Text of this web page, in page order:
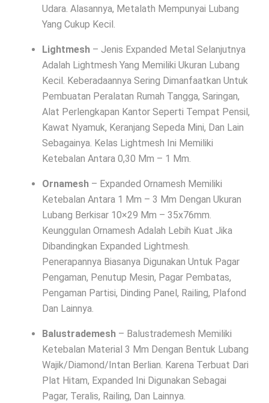
Udara. Alasannya, Metalath Mempunyai Lubang
Yang Cukup Kecil.
Lightmesh – Jenis Expanded Metal Selanjutnya
Adalah Lightmesh Yang Memiliki Ukuran Lubang
Kecil. Keberadaannya Sering Dimanfaatkan Untuk
Pembuatan Peralatan Rumah Tangga, Saringan,
Alat Perlengkapan Kantor Seperti Tempat Pensil,
Kawat Nyamuk, Keranjang Sepeda Mini, Dan Lain
Sebagainya. Kelas Lightmesh Ini Memiliki
Ketebalan Antara 0,30 Mm – 1 Mm.
Ornamesh – Expanded Ornamesh Memiliki
Ketebalan Antara 1 Mm – 3 Mm Dengan Ukuran
Lubang Berkisar 10×29 Mm – 35x76mm.
Keunggulan Ornamesh Adalah Lebih Kuat Jika
Dibandingkan Expanded Lightmesh.
Penerapannya Biasanya Digunakan Untuk Pagar
Pengaman, Penutup Mesin, Pagar Pembatas,
Pengaman Partisi, Dinding Panel, Railing, Plafond
Dan Lainnya.
Balustrademesh – Balustrademesh Memiliki
Ketebalan Material 3 Mm Dengan Bentuk Lubang
Wajik/Diamond/Intan Berlian. Karena Terbuat Dari
Plat Hitam, Expanded Ini Digunakan Sebagai
Pagar, Teralis, Railing, Dan Lainnya.